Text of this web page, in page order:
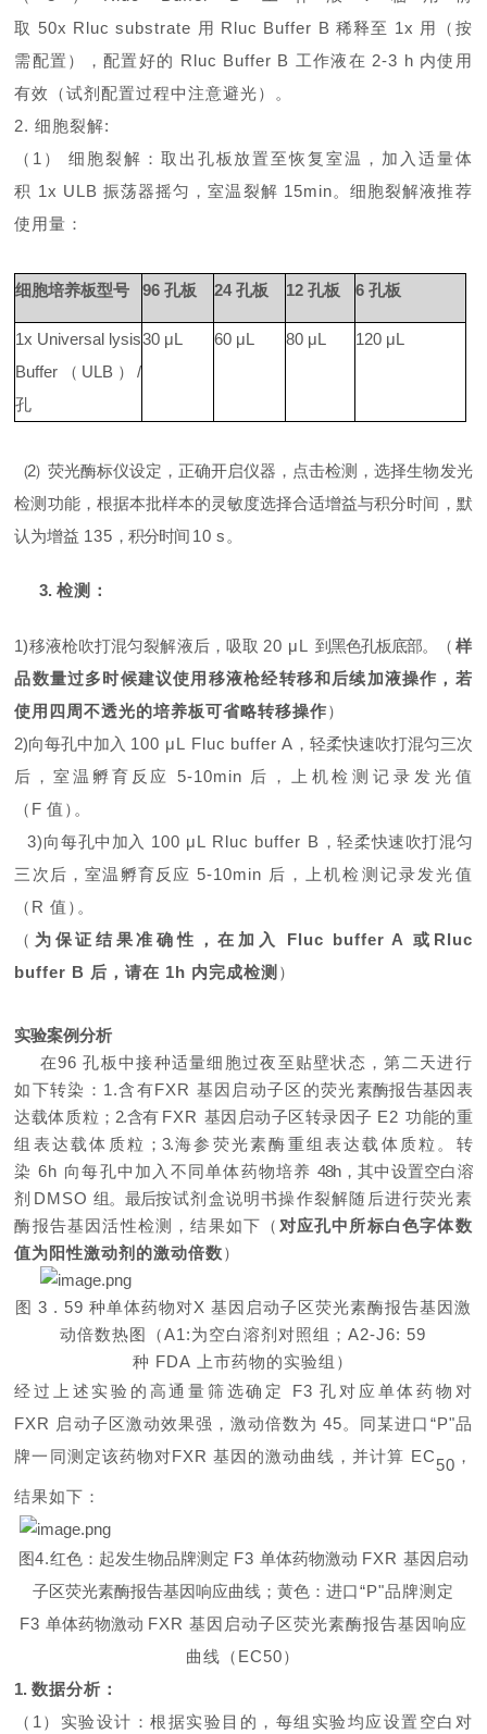
取 50x Rluc substrate 用 Rluc Buffer B 稀释至 1x 用（按
需配置），配置好的 Rluc Buffer B 工作液在 2-3 h 内使用
有效（试剂配置过程中注意避光）。
2.细胞裂解:
（ 1） 细胞裂解：取出孔板放置至恢复室温，加入适量体
积 1x ULB 振荡器摇匀，室温裂解 15min。细胞裂解液推荐
使用量：
细胞培养板型号 96孔板 24孔板 12孔板 6孔板
1x Universal lysis
Buffer （ ULB ）/
孔
30 μL 60 μL 80 μL 120 μL
（2） 荧光酶标仪设定，正确开启仪器，点击检测，选择生物发光
检测功能，根据本批样本的灵敏度选择合适增益与积分时间，默
认为增益 135 ，积分时间 10 s 。
3.检测：
1)移液枪吹打混匀裂解液后，吸取 20 μL 到黑色孔板底部。 （ 样
品数量过多时候建议使用移液枪经转移和后续加液操作，若
使用四周不透光的培养板可省略转移操作）
2)向每孔中加入 100 μL Fluc buffer A ，轻柔快速吹打混匀三次
后，室温孵育反应
5-10min 后，上机检测记录发光值
（ F 值 ） 。
3)向每孔中加入 100 μL Rluc buffer B ，轻柔快速吹打混匀
三次后，室温孵育反应 5-10min 后，上机检测记录发光值
（ R值 ） 。
（ 为保证结果准确性，在加入 Fluc buffer A 或 Rluc
buffer B 后，请在 1h 内完成检测 ）
实验案例分析
在96孔板中接种适量细胞过夜至贴壁状态，第二天进行
如下转染： 1.含有FXR 基因启动子区的荧光素酶报告基因表
达载体质粒； 2.含有 FXR 基因启动子区转录因子 E2功能的重
组表达载体质粒； 3.海参荧光素酶重组表达载体质粒。转
染 6h 向每孔中加入不同单体药物培养 48h，其中设置空白溶
剂 DMSO组。最后按试剂盒说明书操作裂解随后进行荧光素
酶报告基因活性检测，结果如下（ 对应孔中所标白色字体数
值为阳性激动剂的激动倍数）
图 3 . 59 种单体药物对X 基因启动子区荧光素酶报告基因激
动倍数热图（A1:为空白溶剂对照组；A2-J6: 59
种 FDA
上市药物的实验组）
经过上述实验的高通量筛选确定
F3孔对应单体药物对
FXR 启动子区激动效果强，激动倍数为 45。同某进口 “P"品
牌一同测定该药物对FXR 基因的激动曲线，并计算 EC50 ，
结果如下：
图4.红色：起发生物品牌测定 F3 单体药物激动 FXR 基因启动
子区荧光素酶报告基因响应曲线；黄色：进口“P"品牌测定
F3 单体药物激动 FXR 基因启动子区荧光素酶报告基因响应
曲线（ EC50）
1.数据分析：
（ 1 ）实验设计：根据实验目的，每组实验均应设置空白对